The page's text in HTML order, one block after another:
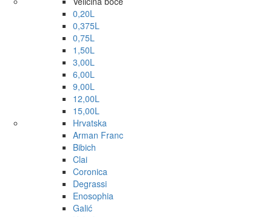
0,20L
0,375L
0,75L
1,50L
3,00L
6,00L
9,00L
12,00L
15,00L
Hrvatska
Arman Franc
Bibich
Clai
Coronica
Degrassi
Enosophia
Galić